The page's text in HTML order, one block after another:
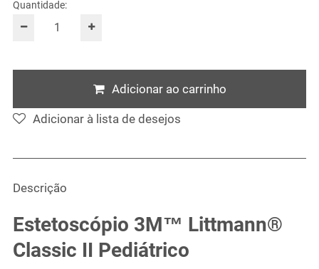
Quantidade:
Adicionar ao carrinho
Adicionar à lista de desejos
Descrição
Estetoscópio 3M™ Littmann®
Classic II Pediátrico